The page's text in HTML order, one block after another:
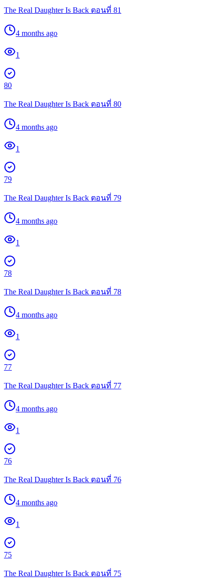
The Real Daughter Is Back ตอนที่ 81
4 months ago
1
80
The Real Daughter Is Back ตอนที่ 80
4 months ago
1
79
The Real Daughter Is Back ตอนที่ 79
4 months ago
1
78
The Real Daughter Is Back ตอนที่ 78
4 months ago
1
77
The Real Daughter Is Back ตอนที่ 77
4 months ago
1
76
The Real Daughter Is Back ตอนที่ 76
4 months ago
1
75
The Real Daughter Is Back ตอนที่ 75